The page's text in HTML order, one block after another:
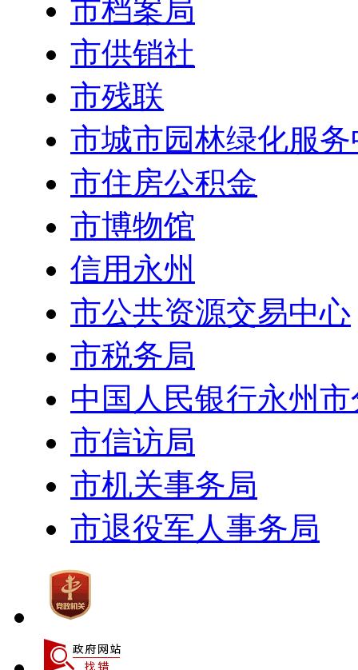
市档案局
市供销社
市残联
市城市园林绿化服
市住房公积金
市博物馆
信用永州
市公共资源交易中心
市税务局
中国人民银行永州
市信访局
市机关事务局
市退役军人事务局